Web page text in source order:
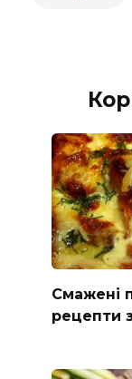
Смажені
рецепти